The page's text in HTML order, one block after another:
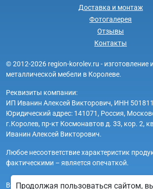
Доставка и монтаж
Фотогалерея
Отзывы
Контакты
© 2012-2026 region-korolev.ru - изготовление
металлической мебели в Королеве.
Реквизиты компании:
ИП Иванин Алексей Викторович, ИНН
Юридический адрес: 141071, Россия,
г.Королев, пр-кт Космонавтов д. 33, кор. 2,
Иванин Алексей Викторович.
Любое несоответствие характеристик
фактическими – является опечаткой.
Вся информация на сайте region-korolev.ru
Продолжая пользоваться сайтом,